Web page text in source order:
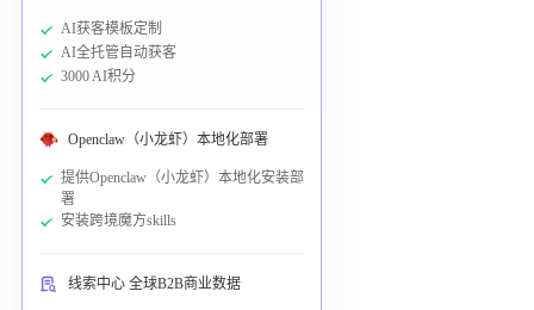
AI获客模板定制
AI全托管自动获客
3000 AI积分
Openclaw（小龙虾）本地化部署
提供Openclaw（小龙虾）本地化安装部
署
安装跨境魔方skills
线索中心 全球B2B商业数据